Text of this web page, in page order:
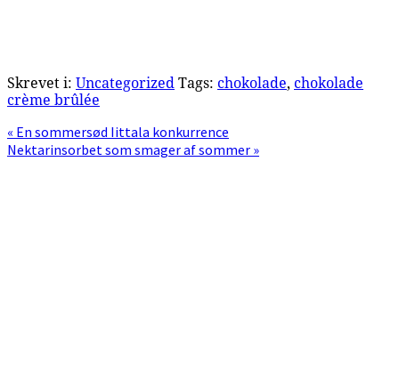
Skrevet i: Uncategorized Tags: chokolade, chokolade
crème brûlée
Previous
Post:
« En sommersød Iittala konkurrence
Next
Nektarinsorbet som smager af sommer »